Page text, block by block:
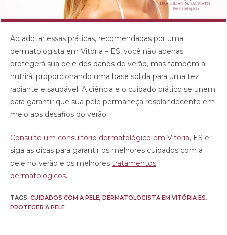
Ao adotar essas práticas, recomendadas por uma
dermatologista em Vitória – ES, você não apenas
protegerá sua pele dos danos do verão, mas também a
nutrirá, proporcionando uma base sólida para uma tez
radiante e saudável. A ciência e o cuidado prático se unem
para garantir que sua pele permaneça resplandecente em
meio aos desafios do verão.
Consulte um consultório dermatológico em Vitória, ES e
siga as dicas para garantir os melhores cuidados com a
pele no verão e os melhores tratamentos
dermatológicos.
TAGS: CUIDADOS COM A PELE, DERMATOLOGISTA EM VITÓRIA ES,
PROTEGER A PELE